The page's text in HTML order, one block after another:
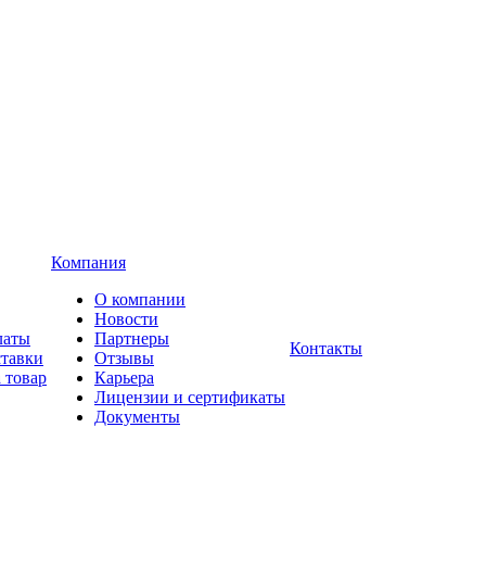
товар
Компания
О компании
Новости
Партнеры
Отзывы
Карьера
Лицензии и сертификаты
Документы
Контакты